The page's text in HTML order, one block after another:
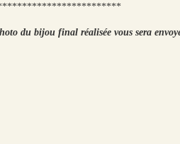
du bijou final réalisée vous sera